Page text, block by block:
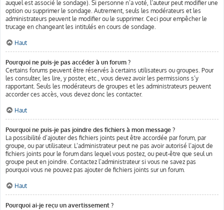
auquel est associé le sondage). Si personne n’a voté, l’auteur peut modifier une
option ou supprimer le sondage. Autrement, seuls les modérateurs et les
administrateurs peuvent le modifier ou le supprimer. Ceci pour empêcher le
trucage en changeant les intitulés en cours de sondage.
Haut
Pourquoi ne puis-je pas accéder à un forum ?
Certains forums peuvent être réservés à certains utilisateurs ou groupes. Pour
les consulter, les lire, y poster, etc., vous devez avoir les permissions s’y
rapportant. Seuls les modérateurs de groupes et les administrateurs peuvent
accorder ces accès, vous devez donc les contacter.
Haut
Pourquoi ne puis-je pas joindre des fichiers à mon message ?
La possibilité d’ajouter des fichiers joints peut être accordée par forum, par
groupe, ou par utilisateur. L’administrateur peut ne pas avoir autorisé l’ajout de
fichiers joints pour le forum dans lequel vous postez, ou peut-être que seul un
groupe peut en joindre. Contactez l’administrateur si vous ne savez pas
pourquoi vous ne pouvez pas ajouter de fichiers joints sur un forum.
Haut
Pourquoi ai-je reçu un avertissement ?